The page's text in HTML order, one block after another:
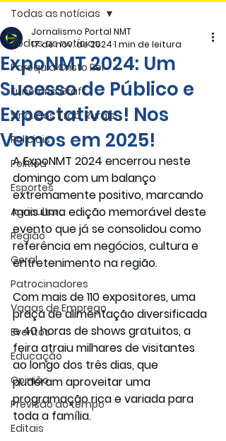
Todas as notícias
Paróquia Cristo Rei
Funerária Gräff
Sind. dos Trab. Rurais
Policiais
Politica
Esportes
Agricultura
Região
Geral
Patrocinadores
Vagas de Emprego
Eventos
Educação
Opinião
Previsão do tempo
Editais
Todas as notícias
ExpoNMT 2024: Um
Sucesso de Público e
Expectativas! Nos
Vemos em 2025!
Jornalismo Portal NMT
17 de nov. de 20241 min de leitura
A ExpoNMT 2024 encerrou neste
domingo com um balanço
extremamente positivo, marcando
mais uma edição memorável deste
evento que já se consolidou como
referência em negócios, cultura e
entretenimento na região.
Com mais de 110 expositores, uma
praça de alimentação diversificada
e 40 horas de shows gratuitos, a
feira atraiu milhares de visitantes
ao longo dos três dias, que
puderam aproveitar uma
programação rica e variada para
toda a família.